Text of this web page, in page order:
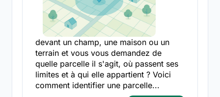
devant un champ, une maison ou un
terrain et vous vous demandez de
quelle parcelle il s'agit, où passent ses
limites et à qui elle appartient ? Voici
comment identifier une parcelle...